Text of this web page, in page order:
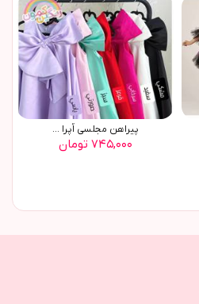
پیراهن مجلسی اُپرا ...
۷۴۵,۰۰۰ تومان